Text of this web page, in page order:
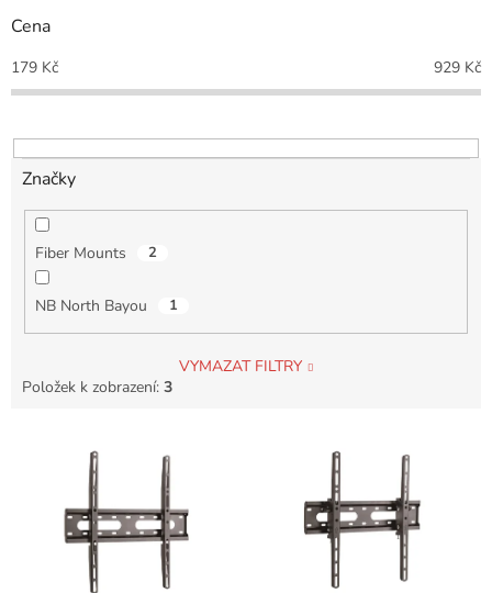
d
k
t
Cena
179 Kč 929 Kč
Značky
Fiber Mounts 2
NB North Bayou 1
VYMAZAT FILTRY
Položek k zobrazení: 3